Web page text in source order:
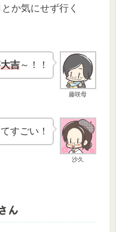
か気にせず行く
藤咲母
大吉～！！
沙久
すごい！
ん